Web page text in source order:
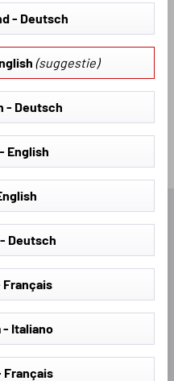
er zijn geen
pasvorm. Onze rubberen
Opel Astra K
- Deutsch
(suggestie)
- Deutsch
English
Deutsch
- Italiano
Français